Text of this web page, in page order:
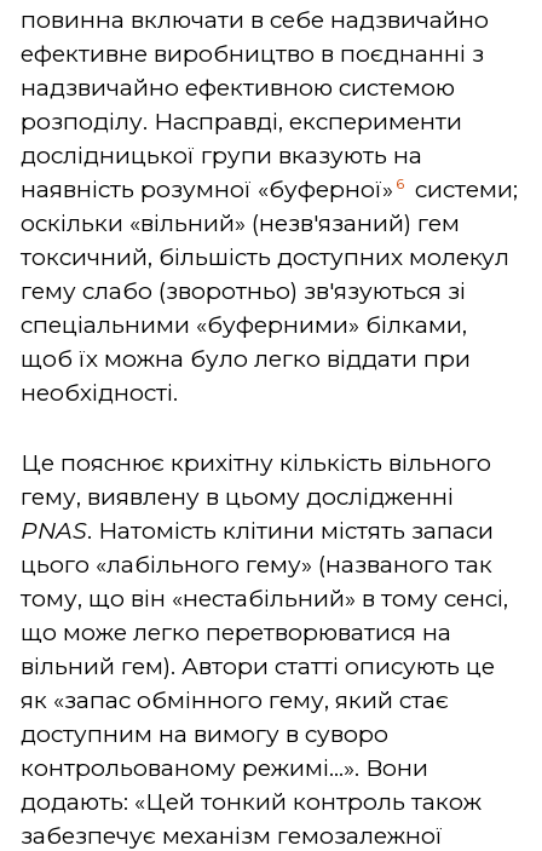
повинна включати в себе надзвичайно
ефективне виробництво в поєднанні з
надзвичайно ефективною системою
розподілу. Насправді, експерименти
дослідницької групи вказують на
наявність розумної «буферної» 6 системи;
оскільки «вільний» (незв'язаний) гем
токсичний, більшість доступних молекул
гему слабо (зворотньо) зв'язуються зі
спеціальними «буферними» білками,
щоб їх можна було легко віддати при
необхідності.
Це пояснює крихітну кількість вільного
гему, виявлену в цьому дослідженні
PNAS. Натомість клітини містять запаси
цього «лабільного гему» (названого так
тому, що він «нестабільний» в тому сенсі,
що може легко перетворюватися на
вільний гем). Автори статті описують це
як «запас обмінного гему, який стає
доступним на вимогу в суворо
контрольованому режимі...». Вони
додають: «Цей тонкий контроль також
забезпечує механізм гемозалежної